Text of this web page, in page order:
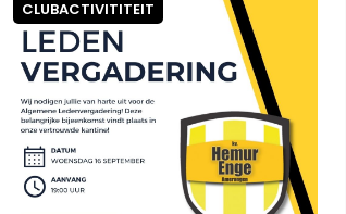
CLUBACTIVITITEIT